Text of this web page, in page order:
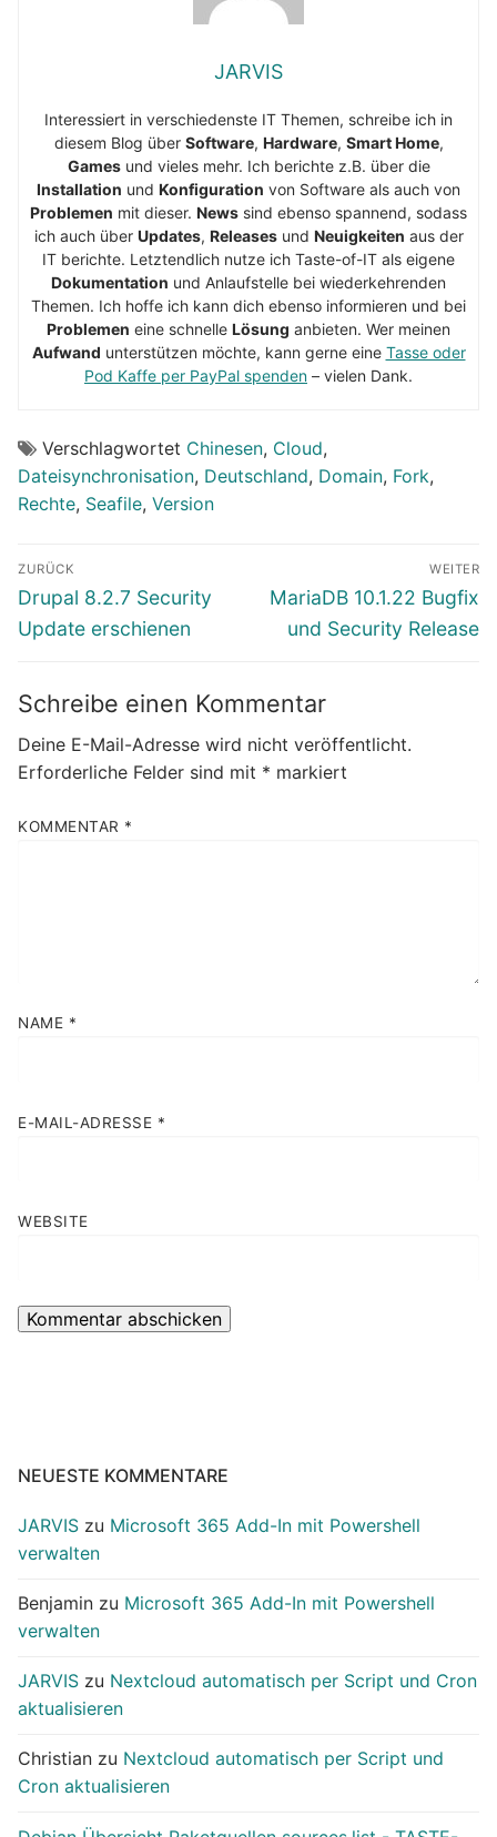
JARVIS
Interessiert in verschiedenste IT Themen, schreibe ich in
diesem Blog über Software, Hardware, Smart Home,
Gamesund vieles mehr. Ich berichte z.B. über die
Installation und Konfiguration von Software als auch von
Problemen mit dieser. News sind ebenso spannend, sodass
ich auch über Updates, Releasesund Neuigkeiten aus der
IT berichte. Letztendlich nutze ich Taste-of-IT als eigene
Dokumentation und Anlaufstelle bei wiederkehrenden
Themen. Ich hoffe ich kann dich ebenso informieren und bei
Problemen eine schnelle Lösung anbieten. Wer meinen
Aufwand unterstützen möchte, kann gerne eine Tasse oder
Pod Kaffe per PayPal spenden – vielen Dank.
Verschlagwortet Chinesen, Cloud,
Dateisynchronisation, Deutschland, Domain, Fork,
Rechte, Seafile, Version
Beitragsnavigation
ZURÜCK
Vorheriger
Beitrag:
Drupal 8.2.7 Security
Update erschienen
WEITER
Nächster
Beitrag:
MariaDB 10.1.22 Bugfix
und Security Release
Schreibe einen Kommentar
Deine E-Mail-Adresse wird nicht veröffentlicht.
Erforderliche Felder sind mit * markiert
KOMMENTAR *
NAME *
E-MAIL-ADRESSE *
WEBSITE
NEUESTE KOMMENTARE
JARVIS zu Microsoft 365 Add-In mit Powershell
verwalten
Benjamin zu Microsoft 365 Add-In mit Powershell
verwalten
JARVIS zu Nextcloud automatisch per Script und Cron
aktualisieren
Christian zu Nextcloud automatisch per Script und
Cron aktualisieren